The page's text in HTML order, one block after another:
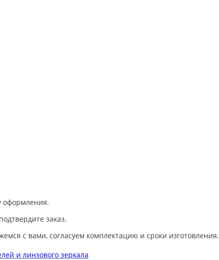
оформления.
заказ.
с вами, согласуем комплектацию и сроки изготовления.
и линзового зеркала